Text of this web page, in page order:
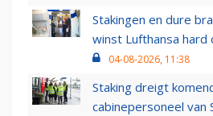
Stakingen en dure
winst Lufthansa hard
04-08-2026, 11:38
Staking dreigt
cabinepersoneel van